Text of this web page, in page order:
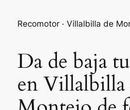
Recomotor · Villalbilla de
Da de baja
en Villalbilla